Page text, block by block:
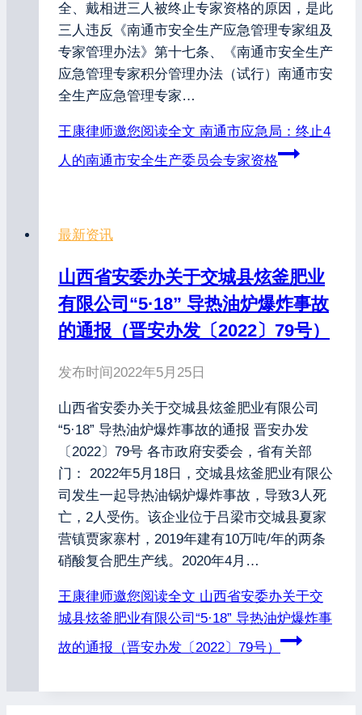
全、戴相进三人被终止专家资格的原因，是此
三人违反《南通市安全生产应急管理专家组及
专家管理办法》第十七条、《南通市安全生产
应急管理专家积分管理办法（试行）南通市安
全生产应急管理专家…
王康律师邀您阅读全文 南通市应急局：终止4
人的南通市安全生产委员会专家资格
最新资讯
山西省安委办关于交城县炫釜肥业
有限公司“5·18” 导热油炉爆炸事故
的通报（晋安办发〔2022〕79号）
发布时间2022年5月25日
山西省安委办关于交城县炫釜肥业有限公司
“5·18” 导热油炉爆炸事故的通报 晋安办发
〔2022〕79号 各市政府安委会，省有关部
门： 2022年5月18日，交城县炫釜肥业有限公
司发生一起导热油锅炉爆炸事故，导致3人死
亡，2人受伤。该企业位于吕梁市交城县夏家
营镇贾家寨村，2019年建有10万吨/年的两条
硝酸复合肥生产线。2020年4月…
王康律师邀您阅读全文 山西省安委办关于交
城县炫釜肥业有限公司“5·18” 导热油炉爆炸事
故的通报（晋安办发〔2022〕79号）